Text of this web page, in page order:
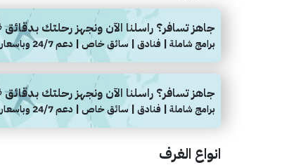
جاهز تسافر؟ راسلنا الآن ونجهز رحلتك بدقائق
برامج شاملة | فنادق | سائق خاص | دعم 24/7 وباسعار واضحة
جاهز تسافر؟ راسلنا الآن ونجهز رحلتك بدقائق
برامج شاملة | فنادق | سائق خاص | دعم 24/7 وباسعار واضحة
انواع الغرف